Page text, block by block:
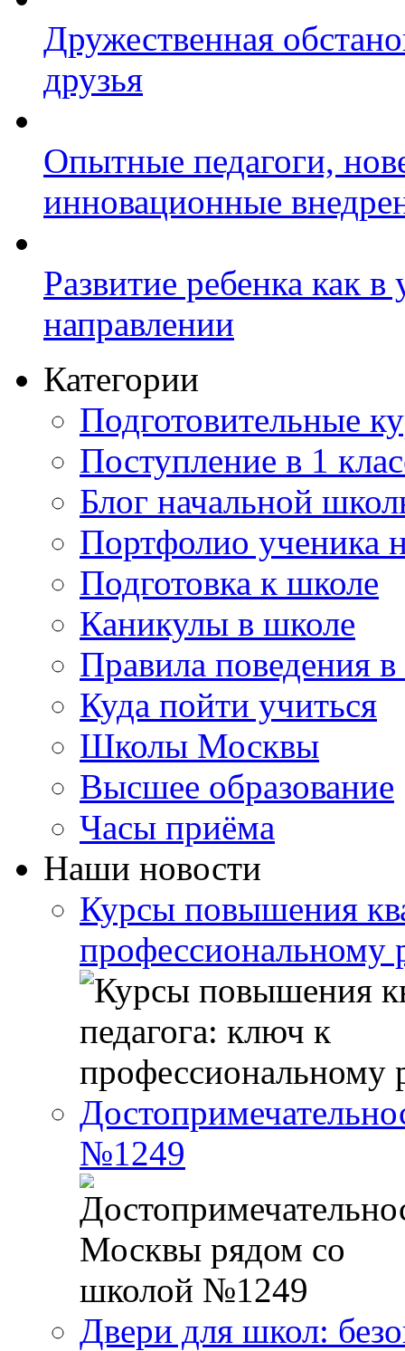
Дружественная
друзья
Опытные педагоги,
инновационные
Развитие ребенка как
направлении
Категории
Подготовительные
Поступление в 1
Блог начальной
Портфолио ученика
Подготовка к школе
Каникулы в школе
Правила поведения
Куда пойти учиться
Школы Москвы
Высшее образование
Часы приёма
Наши новости
Курсы повышения
профессиональному
№1249
Двери для школ: